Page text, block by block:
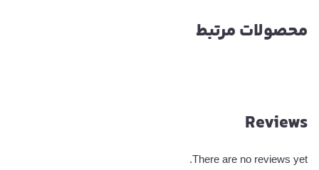
محصولات مرتبط
Reviews
There are no reviews yet.